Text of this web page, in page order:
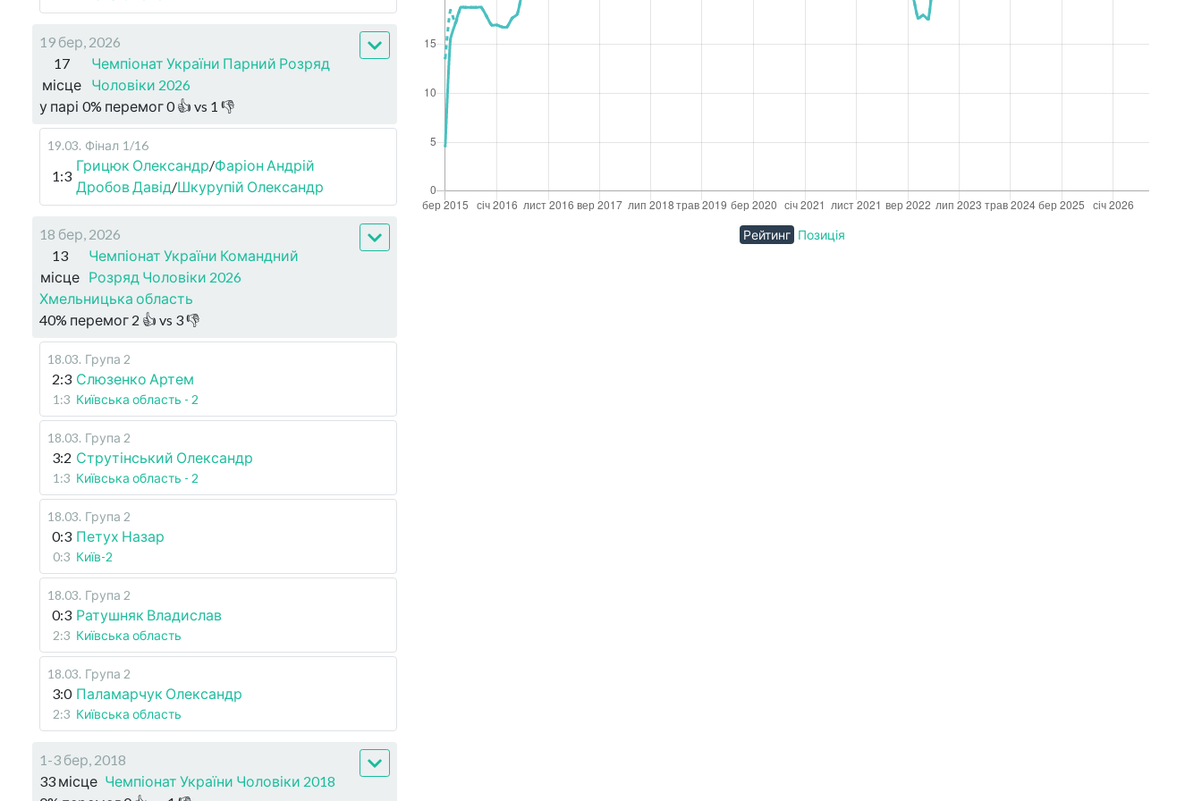
19 бер, 2026
17
місце
Чемпіонат України Парний Розряд
Чоловіки 2026
у парі 0% перемог0👍 vs 1 👎
19.03. Фінал 1/16
1:3
Грицюк Олександр/Фаріон Андрій
Дробов Давід/Шкурупій Олександр
18 бер, 2026
13
місце
Чемпіонат України Командний
Розряд Чоловіки 2026
Хмельницька область
40% перемог 2 👍 vs 3👎
18.03. Група 2
2:3 Слюзенко Артем
1:3 Київська область - 2
18.03. Група 2
3:2 Струтінський Олександр
1:3 Київська область - 2
18.03. Група 2
0:3 Петух Назар
0:3 Київ-2
18.03. Група 2
0:3 Ратушняк Владислав
2:3 Київська область
18.03. Група 2
3:0 Паламарчук Олександр
2:3 Київська область
1-3 бер, 2018
33 місце Чемпіонат України Чоловіки 2018
Рейтинг Позиція